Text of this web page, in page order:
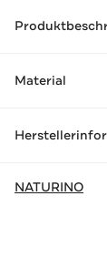
Material
NATURINO